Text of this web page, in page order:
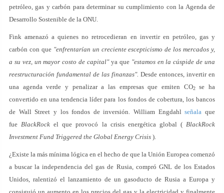
petróleo, gas y carbón para determinar su cumplimiento con la Agenda de
Desarrollo Sostenible de la ONU.
Fink amenazó a quienes no retrocedieran en invertir en petróleo, gas y
carbón con que "enfrentarían un creciente escepticismo de los mercados y,
a su vez, un mayor costo de capital"ya que "estamos en la cúspide de una
reestructuración fundamental de las finanzas". Desde entonces, invertir en
una agenda verde y penalizar a las empresas que emiten CO2se ha
convertido en una tendencia líder para los fondos de cobertura, los bancos
de Wall Street y los fondos de inversión. William Engdahlseñala que
fue BlackRock el que provocó la crisis energética global ( BlackRock
Investment Fund Triggered the Global Energy Crisis ).
¿Existe la más mínima lógica en el hecho de que la Unión Europea comenzó
a buscar la independencia del gas de Rusia, compró GNL de los Estados
Unidos, ralentizó el lanzamiento de un gasoducto de Rusia a Europa y